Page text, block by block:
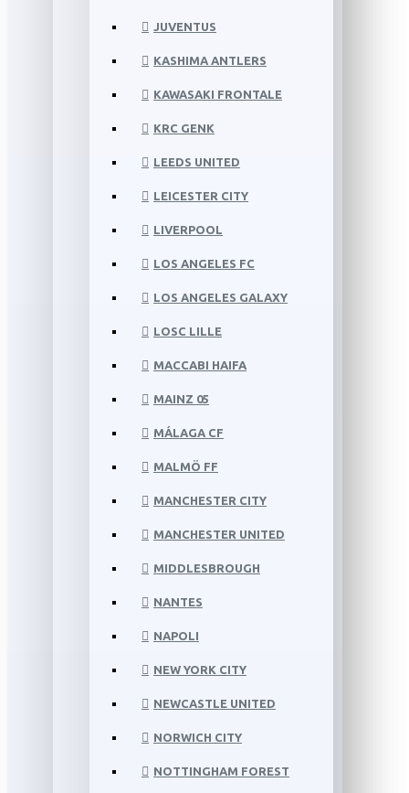
JUVENTUS
KASHIMA ANTLERS
KAWASAKI FRONTALE
KRC GENK
LEEDS UNITED
LEICESTER CITY
LIVERPOOL
LOS ANGELES FC
LOS ANGELES GALAXY
LOSC LILLE
MACCABI HAIFA
MAINZ 05
MÁLAGA CF
MALMÖ FF
MANCHESTER CITY
MANCHESTER UNITED
MIDDLESBROUGH
NANTES
NAPOLI
NEW YORK CITY
NEWCASTLE UNITED
NORWICH CITY
NOTTINGHAM FOREST